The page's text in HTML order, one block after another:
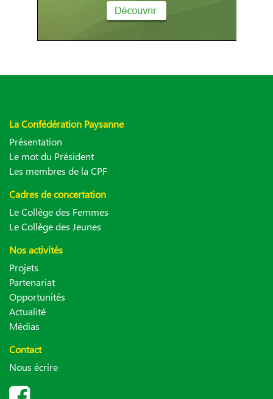
La Confédération Paysanne
Présentation
Le mot du Président
Les membres de la CPF
Cadres de concertation
Le Collège des Femmes
Le Collège des Jeunes
Nos activités
Projets
Partenariat
Opportunités
Actualité
Médias
Contact
Nous écrire